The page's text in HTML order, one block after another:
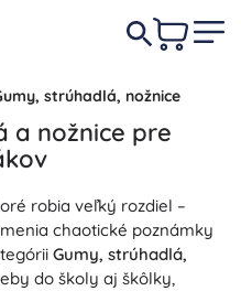
strúhadlá, nožnice
a nožnice pre
robia veľký rozdiel –
chaotické poznámky
Gumy, strúhadlá,
do školy aj škôlky,